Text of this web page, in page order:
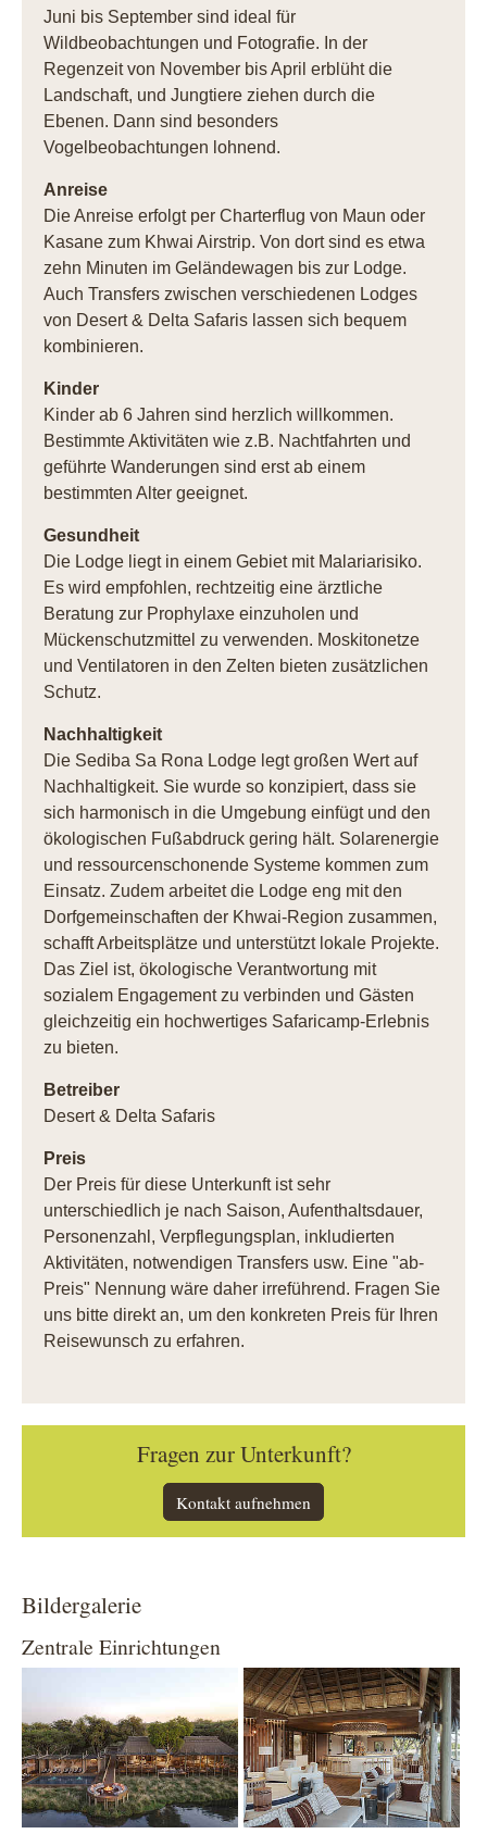
Juni bis September sind ideal für
Wildbeobachtungen und Fotografie. In der
Regenzeit von November bis April erblüht die
Landschaft, und Jungtiere ziehen durch die
Ebenen. Dann sind besonders
Vogelbeobachtungen lohnend.
Anreise
Die Anreise erfolgt per Charterflug von Maun oder
Kasane zum Khwai Airstrip. Von dort sind es etwa
zehn Minuten im Geländewagen bis zur Lodge.
Auch Transfers zwischen verschiedenen Lodges
von Desert & Delta Safaris lassen sich bequem
kombinieren.
Kinder
Kinder ab 6 Jahren sind herzlich willkommen.
Bestimmte Aktivitäten wie z.B. Nachtfahrten und
geführte Wanderungen sind erst ab einem
bestimmten Alter geeignet.
Gesundheit
Die Lodge liegt in einem Gebiet mit Malariarisiko.
Es wird empfohlen, rechtzeitig eine ärztliche
Beratung zur Prophylaxe einzuholen und
Mückenschutzmittel zu verwenden. Moskitonetze
und Ventilatoren in den Zelten bieten zusätzlichen
Schutz.
Nachhaltigkeit
Die Sediba Sa Rona Lodge legt großen Wert auf
Nachhaltigkeit. Sie wurde so konzipiert, dass sie
sich harmonisch in die Umgebung einfügt und den
ökologischen Fußabdruck gering hält. Solarenergie
und ressourcenschonende Systeme kommen zum
Einsatz. Zudem arbeitet die Lodge eng mit den
Dorfgemeinschaften der Khwai-Region zusammen,
schafft Arbeitsplätze und unterstützt lokale Projekte.
Das Ziel ist, ökologische Verantwortung mit
sozialem Engagement zu verbinden und Gästen
gleichzeitig ein hochwertiges Safaricamp-Erlebnis
zu bieten.
Betreiber
Desert & Delta Safaris
Preis
Der Preis für diese Unterkunft ist sehr
unterschiedlich je nach Saison, Aufenthaltsdauer,
Personenzahl, Verpflegungsplan, inkludierten
Aktivitäten, notwendigen Transfers usw. Eine "ab-
Preis" Nennung wäre daher irreführend. Fragen Sie
uns bitte direkt an, um den konkreten Preis für Ihren
Reisewunsch zu erfahren.
Fragen zur Unterkunft?
Kontakt aufnehmen
Bildergalerie
Zentrale Einrichtungen
Show larger version